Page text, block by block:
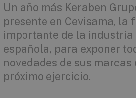
Un año más Keraben
presente en Cevisama, la
importante de la industria
española, para exponer
novedades de sus marcas
próximo ejercicio.